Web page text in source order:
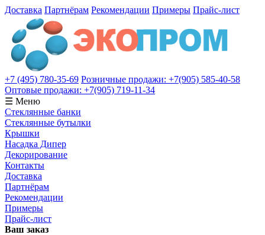
Доставка Партнёрам Рекомендации Примеры Прайс-лист
+7 (495) 780-35-69 Розничные продажи: +7(905) 585-40-58
Оптовые продажи: +7(905) 719-11-34
☰ Меню
Стеклянные банки
Стеклянные бутылки
Крышки
Насадка Дипер
Декорирование
Контакты
Доставка
Партнёрам
Рекомендации
Примеры
Прайс-лист
Ваш заказ